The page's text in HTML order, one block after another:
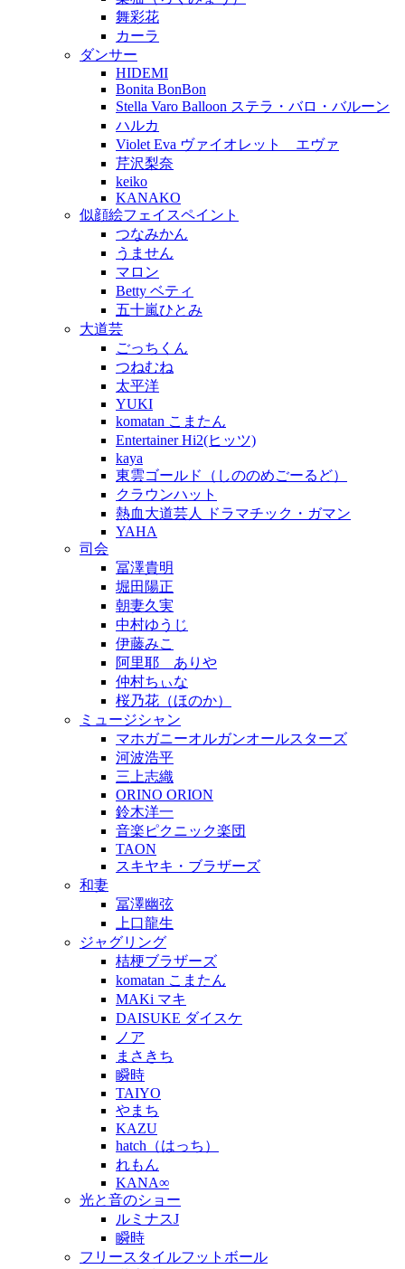
舞彩花
カーラ
ダンサー
HIDEMI
Bonita BonBon
Stella Varo Balloon ステラ・バロ・バルーン
ハルカ
Violet Eva ヴァイオレット エヴァ
芹沢梨奈
keiko
KANAKO
似顔絵フェイスペイント
つなみかん
うません
マロン
Betty ベティ
五十嵐ひとみ
大道芸
ごっちくん
つねむね
太平洋
YUKI
komatan こまたん
Entertainer Hi2(ヒッツ)
kaya
東雲ゴールド（しののめごーるど）
クラウンハット
熱血大道芸人 ドラマチック・ガマン
YAHA
司会
冨澤貴明
堀田陽正
朝妻久実
中村ゆうじ
伊藤みこ
阿里耶 ありや
仲村ちぃな
桜乃花（ほのか）
ミュージシャン
マホガニーオルガンオールスターズ
河波浩平
三上志織
ORINO ORION
鈴木洋一
音楽ピクニック楽団
TAON
スキヤキ・ブラザーズ
和妻
冨澤幽弦
上口龍生
ジャグリング
桔梗ブラザーズ
komatan こまたん
MAKi マキ
DAISUKE ダイスケ
ノア
まさきち
瞬時
TAIYO
やまち
KAZU
hatch（はっち）
れもん
KANA∞
光と音のショー
ルミナスJ
瞬時
フリースタイルフットボール